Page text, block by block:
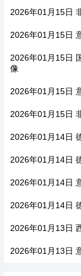
2026年01月15日
2026年01月15日
2026年01月15日
像
2026年01月15日
2026年01月15日
2026年01月14日
2026年01月14日
2026年01月14日
2026年01月14日
2026年01月13日
2026年01月13日